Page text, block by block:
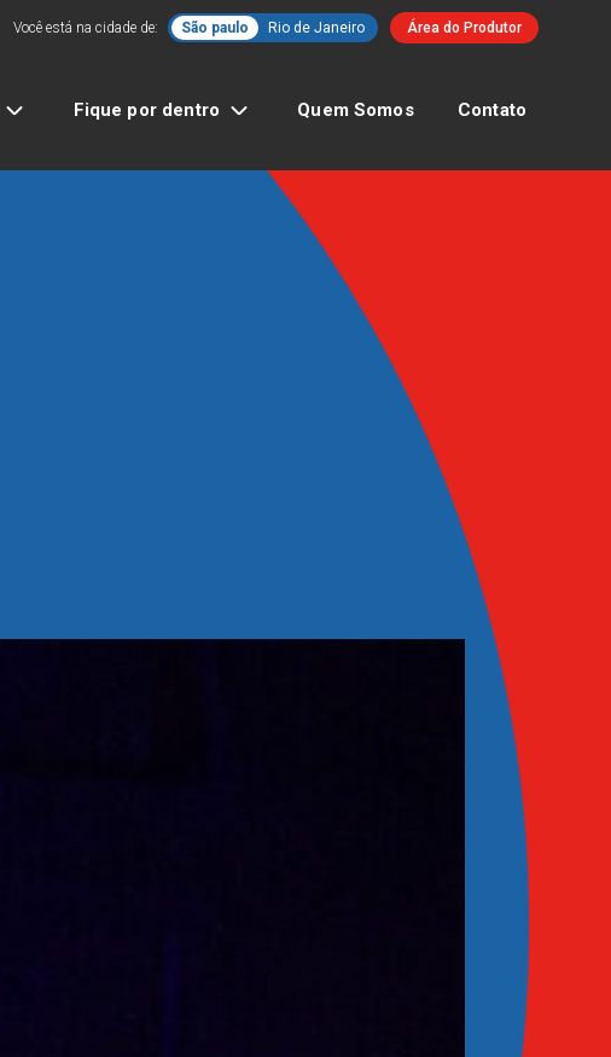
Você está na cidade de: São paulo Rio de Janeiro Área do Produtor
Fique por dentro Quem Somos Contato